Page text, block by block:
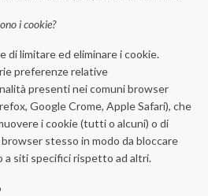
i cookie?
limitare ed eliminare i cookie.
preferenze relative
presenti nei comuni browser
Google Crome, Apple Safari), che
i cookie (tutti o alcuni) o di
stesso in modo da bloccare
a siti specifici rispetto ad altri.